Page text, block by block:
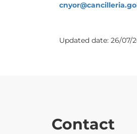
Updated date: 26/07/
Contact